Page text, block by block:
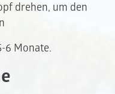
drehen, um den
6 Monate.